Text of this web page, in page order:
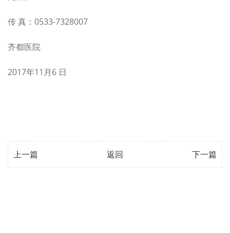
传 真：0533-7328007
齐都医院
2017年11月6 日
上一篇 返回 下一篇